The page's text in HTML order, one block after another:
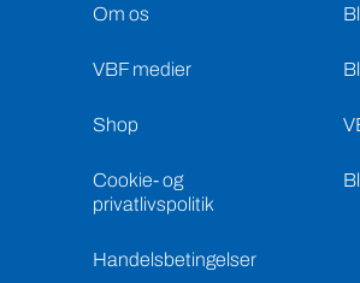
Om os
VBF medier
Shop
Cookie- og
privatlivspolitik
Handelsbetingelser